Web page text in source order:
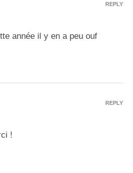
année il y en a peu ouf
REPLY
!
REPLY